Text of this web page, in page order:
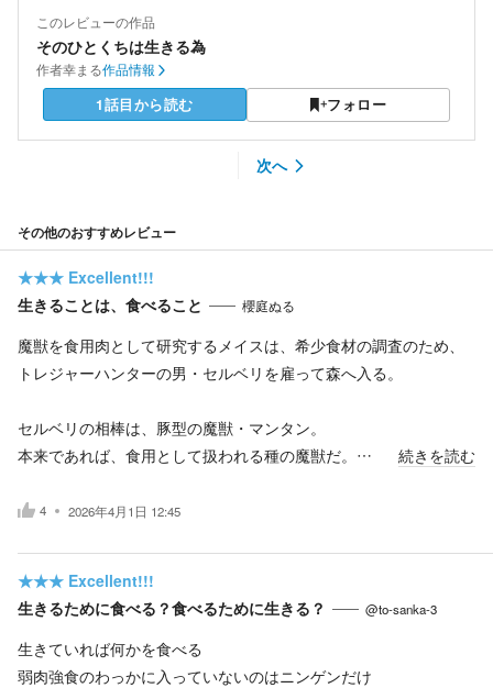
このレビューの作品
そのひとくちは生きる為
作者幸まる作品情報
1話目から読む フォロー
次へ
その他のおすすめレビュー
★★★ Excellent!!!
生きることは、食べること
櫻庭ぬる
魔獣を食用肉として研究するメイスは、希少食材の調査のため、
トレジャーハンターの男・セルベリを雇って森へ入る。
セルベリの相棒は、豚型の魔獣・マンタン。
本来であれば、食用として扱われる種の魔獣だ。…
続きを読む
4 2026年4月1日 12:45
★★★ Excellent!!!
生きるために食べる？食べるために生きる？
@to-sanka-3
生きていれば何かを食べる
弱肉強食のわっかに入っていないのはニンゲンだけ